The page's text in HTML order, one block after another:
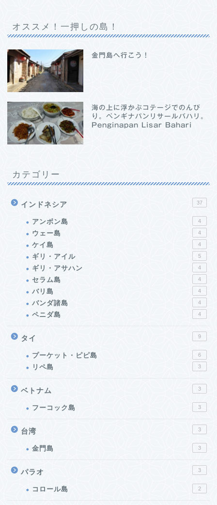
オススメ！一押しの島！
金門島へ行こう！
海の上に浮かぶコテージでのんび
り。ペンギナパンリサールバハリ。
Penginapan Lisar Bahari
カテゴリー
インドネシア 37
アンボン島 4
ウェー島 4
ケイ島 4
ギリ・アイル 5
ギリ・アサハン 4
セラム島 4
バリ島 4
バンダ諸島 4
ペニダ島 4
タイ 9
プーケット・ピピ島 6
リペ島 3
ベトナム 3
フーコック島 3
台湾 3
金門島 3
パラオ 3
コロール島 2